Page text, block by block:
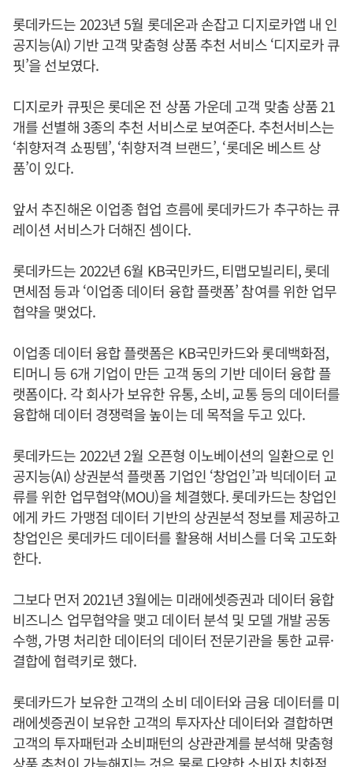
롯데카드는 2023년 5월 롯데온과 손잡고 디지로카앱 내 인
공지능(AI) 기반 고객 맞춤형 상품 추천 서비스 ‘디지로카 큐
핏’을 선보였다.
디지로카 큐핏은 롯데온 전 상품 가운데 고객 맞춤 상품 21
개를 선별해 3종의 추천 서비스로 보여준다. 추천서비스는
‘취향저격 쇼핑템’, ‘취향저격 브랜드’, ‘롯데온 베스트 상
품’이 있다.
앞서 추진해온 이업종 협업 흐름에 롯데카드가 추구하는 큐
레이션 서비스가 더해진 셈이다.
롯데카드는 2022년 6월 KB국민카드, 티맵모빌리티, 롯데
면세점 등과 ‘이업종 데이터 융합 플랫폼’ 참여를 위한 업무
협약을 맺었다.
이업종 데이터 융합 플랫폼은 KB국민카드와 롯데백화점,
티머니 등 6개 기업이 만든 고객 동의 기반 데이터 융합 플
랫폼이다. 각 회사가 보유한 유통, 소비, 교통 등의 데이터를
융합해 데이터 경쟁력을 높이는 데 목적을 두고 있다.
롯데카드는 2022년 2월 오픈형 이노베이션의 일환으로 인
공지능(AI) 상권분석 플랫폼 기업인 ‘창업인’과 빅데이터 교
류를 위한 업무협약(MOU)을 체결했다. 롯데카드는 창업인
에게 카드 가맹점 데이터 기반의 상권분석 정보를 제공하고
창업인은 롯데카드 데이터를 활용해 서비스를 더욱 고도화
한다.
그보다 먼저 2021년 3월에는 미래에셋증권과 데이터 융합
비즈니스 업무협약을 맺고 데이터 분석 및 모델 개발 공동
수행, 가명 처리한 데이터의 데이터 전문기관을 통한 교류·
결합에 협력키로 했다.
롯데카드가 보유한 고객의 소비 데이터와 금융 데이터를 미
래에셋증권이 보유한 고객의 투자자산 데이터와 결합하면
고객의 투자패턴과 소비패턴의 상관관계를 분석해 맞춤형
상품 추천이 가능해지는 것은 물론 다양한 소비자 친화적